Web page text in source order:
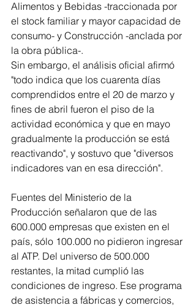
Alimentos y Bebidas -traccionada por
el stock familiar y mayor capacidad de
consumo- y Construcción -anclada por
la obra pública-.
Sin embargo, el análisis oficial afirmó
"todo indica que los cuarenta días
comprendidos entre el 20 de marzo y
fines de abril fueron el piso de la
actividad económica y que en mayo
gradualmente la producción se está
reactivando", y sostuvo que "diversos
indicadores van en esa dirección".
Fuentes del Ministerio de la
Producción señalaron que de las
600.000 empresas que existen en el
país, sólo 100.000 no pidieron ingresar
al ATP. Del universo de 500.000
restantes, la mitad cumplió las
condiciones de ingreso. Ese programa
de asistencia a fábricas y comercios,